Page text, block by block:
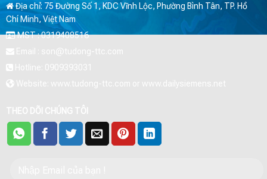
Địa chỉ: 75 Đường Số 1, KDC Vĩnh Lộc, Phường Bình Tân, TP. Hồ
Chí Minh, Việt Nam
MST : 0319408516
Email : son@tudong-ttc.com
Hotline: 0909393031
Website: www.tudong-ttc.com or www.dailysiemens.net
THEO DÕI CHÚNG TÔI